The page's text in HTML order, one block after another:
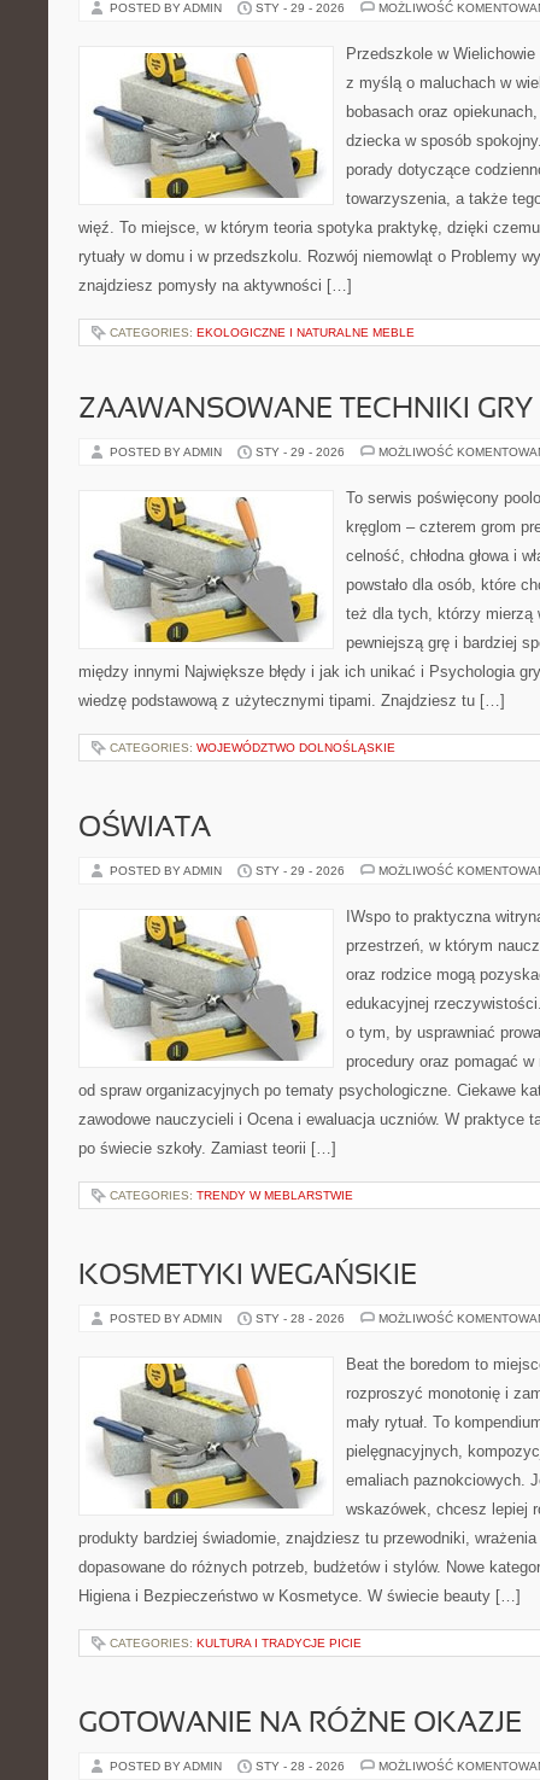
POSTED BY ADMIN STY - 29 - 2026 MOŻLIWOŚĆ
Przedszkole w
z myślą o maluchach w
bobasach oraz
dziecka w sposób
porady dotyczące
towarzyszenia, a także
więź. To miejsce, w którym teoria spotyka praktykę, dzięki
rytuały w domu i w przedszkolu. Rozwój niemowląt o Problemy
znajdziesz pomysły na aktywności […]
CATEGORIES: EKOLOGICZNE I NATURALNE MEBLE
ZAAWANSOWANE TECHNIKI GRY
POSTED BY ADMIN STY - 29 - 2026 MOŻLIWOŚĆ
To serwis poświęcony
kręglom – czterem grom
celność, chłodna głowa i
powstało dla osób, które
też dla tych, którzy mierzą
pewniejszą grę i bardziej
między innymi Największe błędy i jak ich unikać i Psychologia
wiedzę podstawową z użytecznymi tipami. Znajdziesz tu […]
CATEGORIES: WOJEWÓDZTWO DOLNOŚLĄSKIE
OŚWIATA
POSTED BY ADMIN STY - 29 - 2026 MOŻLIWOŚĆ
IWspo to praktyczna
przestrzeń, w którym
oraz rodzice mogą
edukacyjnej
o tym, by usprawniać
procedury oraz pomagać
od spraw organizacyjnych po tematy psychologiczne. Ciekawe
zawodowe nauczycieli i Ocena i ewaluacja uczniów. W praktyce
po świecie szkoły. Zamiast teorii […]
CATEGORIES: TRENDY W MEBLARSTWIE
KOSMETYKI WEGAŃSKIE
POSTED BY ADMIN STY - 28 - 2026 MOŻLIWOŚĆ
Beat the boredom to
rozproszyć monotonię i
mały rytuał. To
pielęgnacyjnych,
emaliach paznokciowych.
wskazówek, chcesz lepiej
produkty bardziej świadomie, znajdziesz tu przewodniki,
dopasowane do różnych potrzeb, budżetów i stylów. Nowe
Higiena i Bezpieczeństwo w Kosmetyce. W świecie beauty […]
CATEGORIES: KULTURA I TRADYCJE PICIE
GOTOWANIE NA RÓŻNE OKAZJE
POSTED BY ADMIN STY - 28 - 2026 MOŻLIWOŚĆ